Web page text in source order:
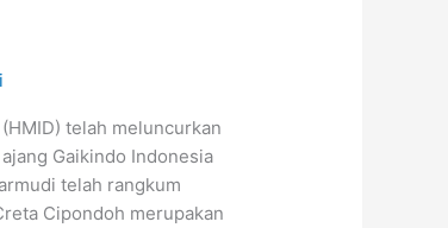
telah meluncurkan
Gaikindo Indonesia
telah rangkum
Cipondoh merupakan